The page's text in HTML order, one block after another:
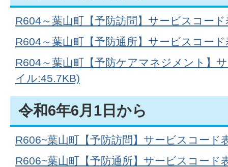
R604～葉山町【予防訪問】サービスコー
R604～葉山町【予防通所】サービスコー
R604～葉山町【予防ケアマネジメント】
イル:45.7KB)
令和6年6月1日から
R606~葉山町【予防訪問】サービスコード
R606~葉山町【予防通所】サービスコード